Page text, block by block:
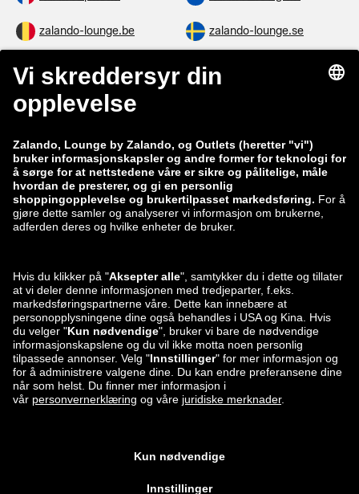
zalando-lounge.be zalando-lounge.se
zalando-lounge.fi
zalando-lounge.co.uk
zalando-lounge.lt zalando-lounge.sk
zalando-lounge.ro zalando-lounge.hr
zalando-lounge.lu zalando-lounge.ee
zalando-lounge.lv zalando-lounge.no
Du finner oss
også på
*Sammenlignet med veil. utsalgspris.